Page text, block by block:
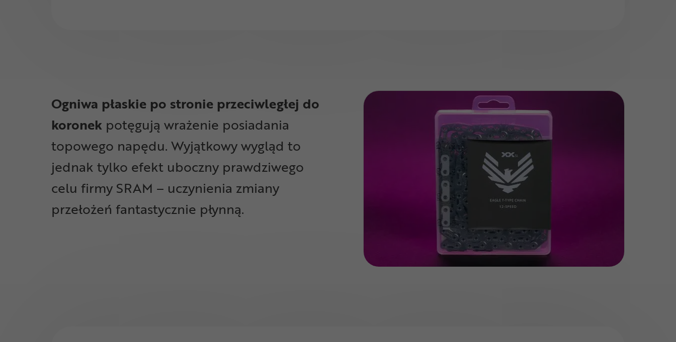
Ogniwa płaskie po stronie przeciwległej do
koronek potęgują wrażenie posiadania
topowego napędu. Wyjątkowy wygląd to
jednak tylko efekt uboczny prawdziwego
celu firmy SRAM – uczynienia zmiany
przełożeń fantastycznie płynną.